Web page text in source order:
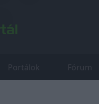
Portálok Fórum